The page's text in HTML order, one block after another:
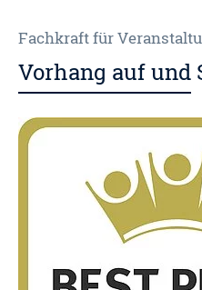
Fachkraft für
Vorhang auf und